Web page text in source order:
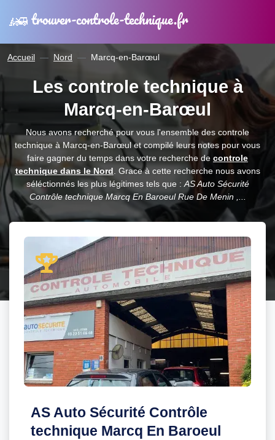
trouver-controle-technique.fr
Accueil Nord Marcq-en-Barœul
Les controle technique à
Marcq-en-Barœul
Nous avons recherché pour vous l'ensemble des controle
technique à Marcq-en-Barœul et compilé leurs notes pour vous
faire gagner du temps dans votre recherche de controle
technique dans le Nord . Grace à cette recherche nous avons
séléctionnés les plus légitimes tels que : AS Auto Sécurité
Contrôle technique Marcq En Baroeul Rue De Menin ,...
AS Auto Sécurité Contrôle
technique Marcq En Baroeul